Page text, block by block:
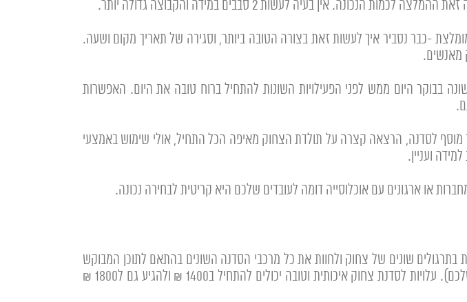
-כבר נסביר איך לעשות זאת בצורה הטובה ביותר, וסגירה של תאריך מקום ושעה.
מאנשים.
בבוקר היום ממש לפני הפעילויות השונות להתחיל ברוח טובה את היום. האפשרות
מוסף לסדנה, הרצאה קצרה על תולדת הצחוק מאיפה הכל התחיל, אולי שימוש באמצעי
ועניין.
או ארגונים עם אוכלוסייה דומה לעובדים שלכם היא קריטית לבחירה נכונה.
תוכלו להתנסות בתרגולים שונים של צחוק ולחוות את כל מרכבי הסדנה השונים בהתאם לתוכן המבוקש
(חשוב לראות דוגמה של סדנה ויחד עם המדריך לנסות להתאים את הסדנה לאורחים שלכם). עלויות לסדנת צחוק איכותית וטובה יכולים להתחיל ב1400 ₪ ולהגיע גם ל1800 ₪